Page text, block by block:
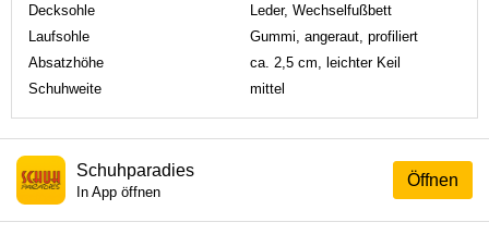
Decksohle
Leder, Wechselfußbett
Laufsohle
Gummi, angeraut, profiliert
Absatzhöhe
ca. 2,5 cm, leichter Keil
Schuhweite
mittel
Öffnen
Schuhparadies
In App öffnen